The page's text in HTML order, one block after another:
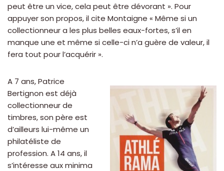
peut être un vice, cela peut être dévorant ». Pour
appuyer son propos, il cite Montaigne « Même si un
collectionneur a les plus belles eaux-fortes, s’il en
manque une et même si celle-ci n’a guère de valeur, il
fera tout pour l’acquérir ».
A 7 ans, Patrice
Bertignon est déjà
collectionneur de
timbres, son père est
d’ailleurs lui-même un
philatéliste de
profession. A 14 ans, il
s’intéresse aux minima